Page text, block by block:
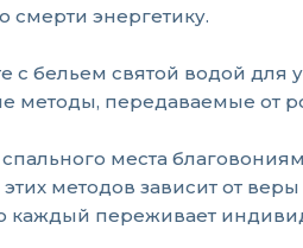
энергетику.
бельем святой водой для
методы, передаваемые от
места
методов зависит от
каждый переживает